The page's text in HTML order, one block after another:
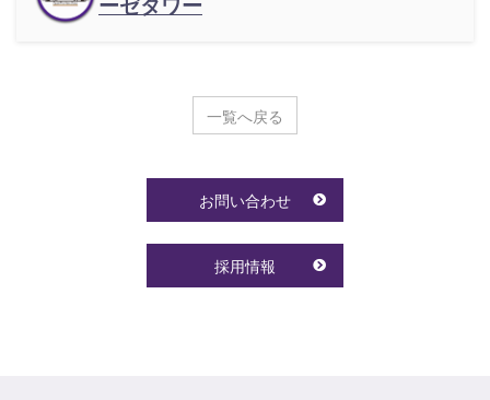
一覧へ戻る
お問い合わせ
採用情報